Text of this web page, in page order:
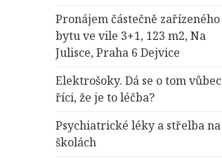
Pronájem částečně zařízeného
bytu ve vile 3+1, 123 m2, Na
Julisce, Praha 6 Dejvice
Elektrošoky. Dá se o tom vůbec
říci, že je to léčba?
Psychiatrické léky a střelba na
školách